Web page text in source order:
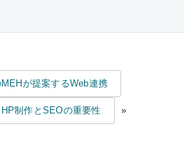
が提案するWeb連携
制作とSEOの重要性 »